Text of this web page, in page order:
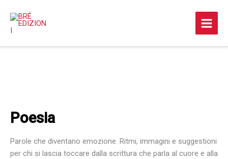
contenuto
Poesia
Parole che diventano emozione. Ritmi, immagini e suggestioni
per chi si lascia toccare dalla scrittura che parla al cuore e alla